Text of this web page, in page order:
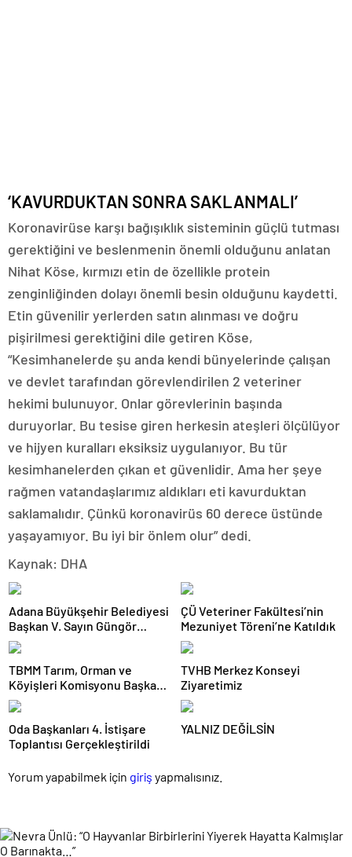
‘KAVURDUKTAN SONRA SAKLANMALI’
Koronavirüse karşı bağışıklık sisteminin güçlü tutması
gerektiğini ve beslenmenin önemli olduğunu anlatan
Nihat Köse, kırmızı etin de özellikle protein
zenginliğinden dolayı önemli besin olduğunu kaydetti.
Etin güvenilir yerlerden satın alınması ve doğru
pişirilmesi gerektiğini dile getiren Köse,
“Kesimhanelerde şu anda kendi bünyelerinde çalışan
ve devlet tarafından görevlendirilen 2 veteriner
hekimi bulunuyor. Onlar görevlerinin başında
duruyorlar. Bu tesise giren herkesin ateşleri ölçülüyor
ve hijyen kuralları eksiksiz uygulanıyor. Bu tür
kesimhanelerden çıkan et güvenlidir. Ama her şeye
rağmen vatandaşlarımız aldıkları eti kavurduktan
saklamalıdır. Çünkü koronavirüs 60 derece üstünde
yaşayamıyor. Bu iyi bir önlem olur” dedi.
Kaynak: DHA
Adana Büyükşehir Belediyesi
Başkan V. Sayın Güngör
GEÇER’i makamında ziyaret
ettik.
ÇÜ Veteriner Fakültesi’nin
Mezuniyet Töreni’ne Katıldık
TBMM Tarım, Orman ve
Köyişleri Komisyonu Başkanı
Sayın Prof. Dr. Vahit Kirişci’yi
Ziyaretimiz
TVHB Merkez Konseyi
Ziyaretimiz
Oda Başkanları 4. İstişare
Toplantısı Gerçekleştirildi
YALNIZ DEĞİLSİN
Yorum yapabilmek için giriş yapmalısınız.